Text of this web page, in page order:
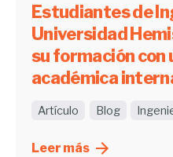
Estudiantes de
Universidad
su formación con
académica
Artículo Blog
Leer más